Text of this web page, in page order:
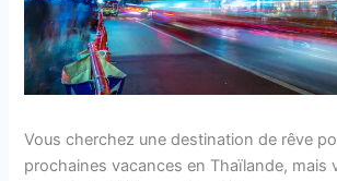
Vous cherchez une destination de rêve
prochaines vacances en Thaïlande, mais